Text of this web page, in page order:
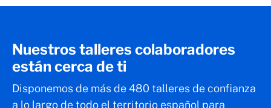
Nuestros talleres colaboradores
están cerca de ti
Disponemos de más de 480 talleres de confianza
a lo largo de todo el territorio español para